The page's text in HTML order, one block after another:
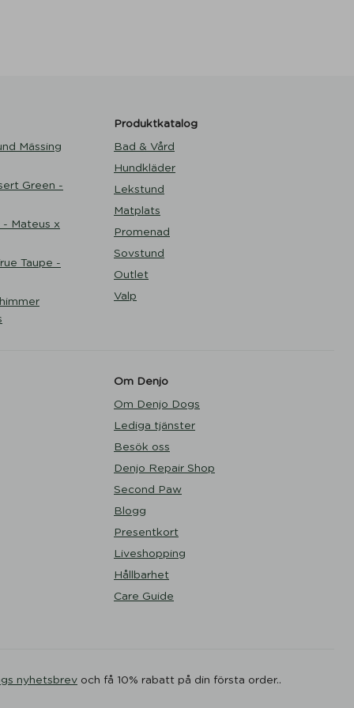
Mässing
Green -
- Mateus x
Taupe -
Produktkatalog
Bad & Vård
Hundkläder
Lekstund
Matplats
Promenad
Sovstund
Outlet
Valp
Om Denjo
Om Denjo Dogs
Lediga tjänster
Besök oss
Denjo Repair Shop
Second Paw
Blogg
Presentkort
Liveshopping
Hållbarhet
Care Guide
nyhetsbrev och få 10% rabatt på din första order..